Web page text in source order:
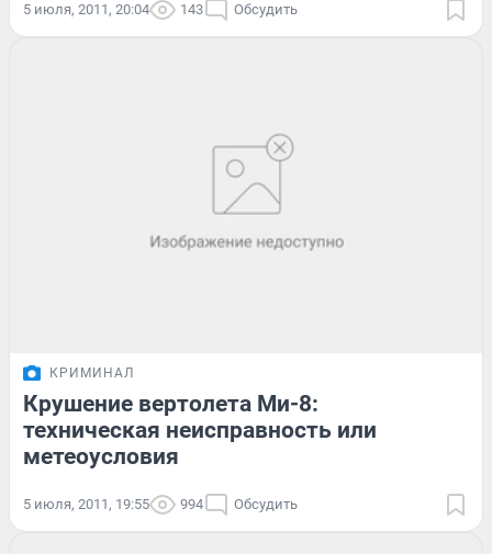
5 июля, 2011, 20:04 143 Обсудить
КРИМИНАЛ
Крушение вертолета Ми-8:
техническая неисправность или
метеоусловия
5 июля, 2011, 19:55 994 Обсудить